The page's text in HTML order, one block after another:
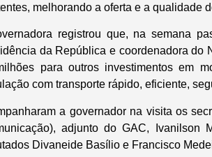
melhorando a oferta e a qualidade
registrou que, na semana
da República e coordenadora do
para outros investimentos em
com transporte rápido, eficiente,
a governador na visita os
adjunto do GAC, Ivanilson
Divaneide Basílio e Francisco